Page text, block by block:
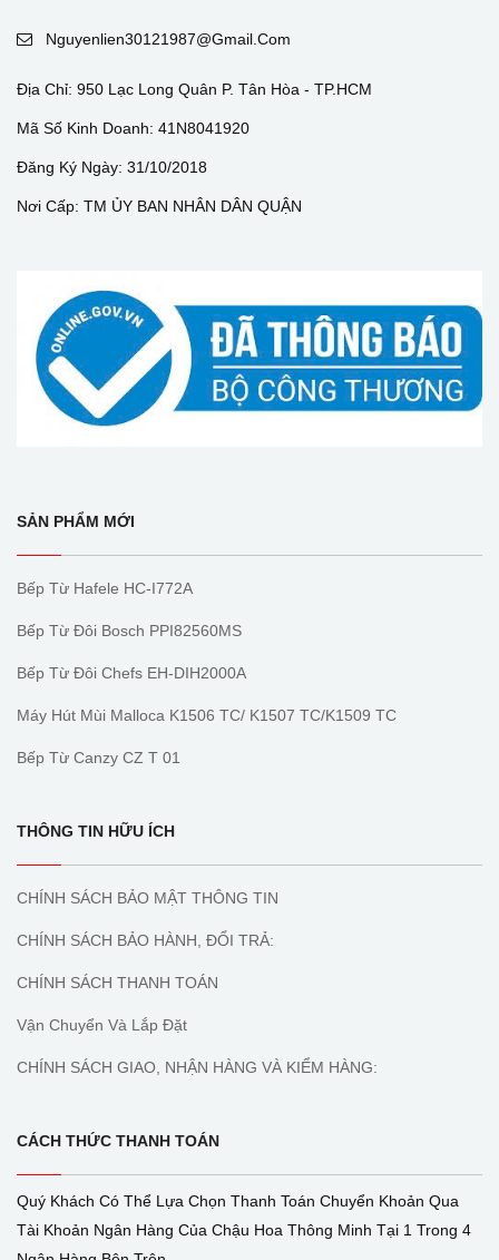
Nguyenlien30121987@gmail.com
Địa Chỉ: 950 Lạc Long Quân P. Tân Hòa - TP.HCM
Mã Số Kinh Doanh: 41N8041920
Đăng Ký Ngày: 31/10/2018
Nơi Cấp: TM ỦY BAN NHÂN DÂN QUẬN
SẢN PHẨM MỚI
Bếp Từ Hafele HC-I772A
Bếp Từ Đôi Bosch PPI82560MS
Bếp Từ Đôi Chefs EH-DIH2000A
Máy Hút Mùi Malloca K1506 TC/ K1507 TC/K1509 TC
Bếp Từ Canzy CZ T 01
THÔNG TIN HỮU ÍCH
CHÍNH SÁCH BẢO MẬT THÔNG TIN
CHÍNH SÁCH BẢO HÀNH, ĐỔI TRẢ:
CHÍNH SÁCH THANH TOÁN
Vận Chuyển Và Lắp Đặt
CHÍNH SÁCH GIAO, NHẬN HÀNG VÀ KIỂM HÀNG:
CÁCH THỨC THANH TOÁN
Quý Khách Có Thể Lựa Chọn Thanh Toán Chuyển Khoản Qua
Tài Khoản Ngân Hàng Của Chậu Hoa Thông Minh Tại 1 Trong 4